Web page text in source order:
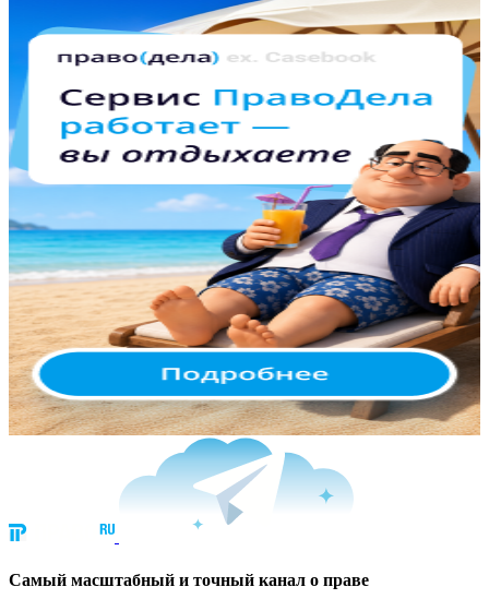
Cамый масштабный и точный канал о праве